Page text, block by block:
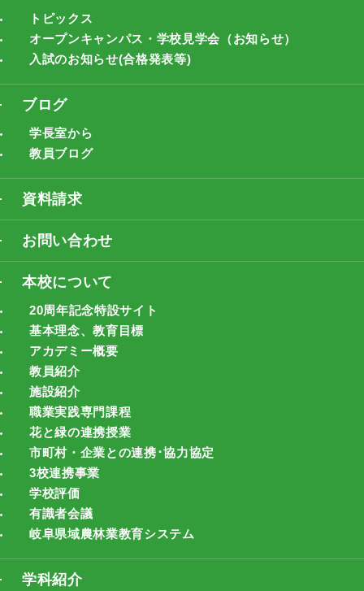
トピックス
オープンキャンパス・学校見学会（お知らせ）
入試のお知らせ(合格発表等)
ブログ
学長室から
教員ブログ
資料請求
お問い合わせ
本校について
20周年記念特設サイト
基本理念、教育目標
アカデミー概要
教員紹介
施設紹介
職業実践専門課程
花と緑の連携授業
市町村・企業との連携･協力協定
3校連携事業
学校評価
有識者会議
岐阜県域農林業教育システム
学科紹介